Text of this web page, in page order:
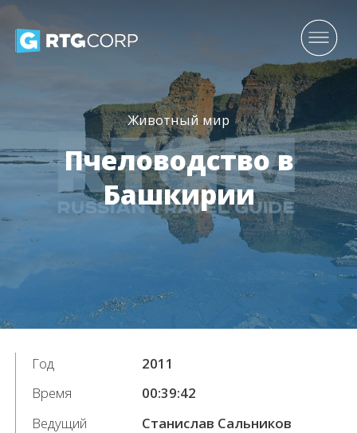
Животный мир
Пчеловодство в
Башкирии
Год
2011
Время
00:39:42
Ведущий
Станислав Сальников